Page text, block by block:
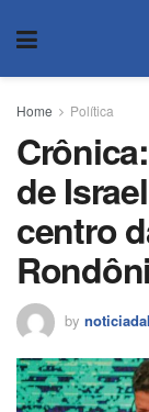
Home Política
de
centro
by